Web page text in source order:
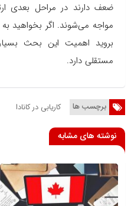
ضعف دارند در مراحل بعدی
مواجه می‌شوند. اگر بخواهید
بروید اهمیت این بحث
مستقلی دارد.
برچسب ها کاریابی در کانادا
نوشته های مشابه